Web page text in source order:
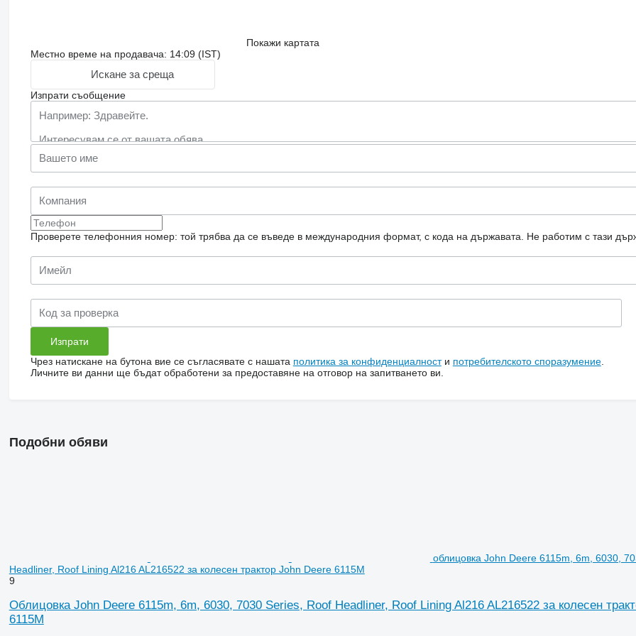
Покажи картата
Местно време на продавача: 14:09 (IST)
Искане за среща
Изпрати съобщение
Проверете телефонния номер: той трябва да се въведе в международния формат, с кода на държавата. Не работим с тази
Чрез натискане на бутона вие се съгласявате с нашата политика за конфиденциалности потребителското споразумение.
Личните ви данни ще бъдат обработени за предоставяне на отговор на запитването ви.
Подобни обяви
облицовка John Deere 6115m, 6m, 6030,
Headliner, Roof Lining Al216 AL216522 за колесен трактор John Deere 6115M
9
Облицовка John Deere 6115m, 6m, 6030, 7030 Series, Roof Headliner, Roof Lining Al216 AL216522 за колесен
6115M